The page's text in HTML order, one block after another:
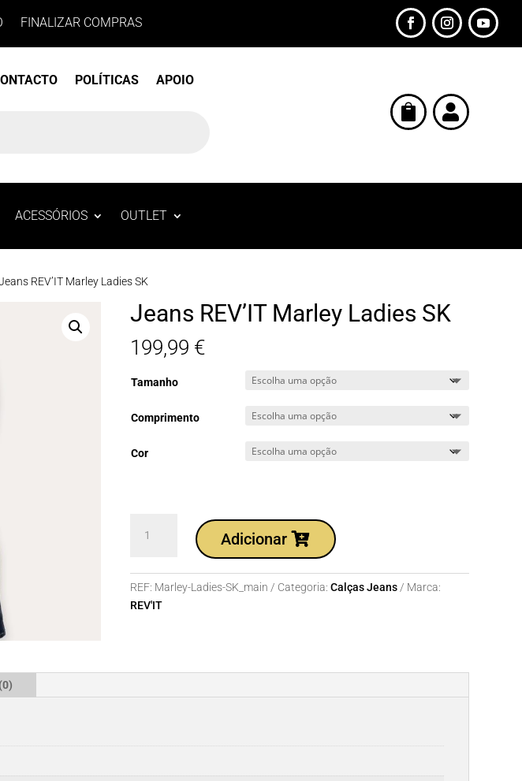
FINALIZAR COMPRAS
POLÍTICAS APOIO
 
ACESSÓRIOS OUTLET
REV’IT Marley Ladies SK
Jeans REV’IT Marley Ladies SK
199,99 €
Tamanho
Comprimento
Cor
REV'IT
Marley
Ladies
Adicionar
REF: Marley-Ladies-SK_main Categoria: Calças Jeans
Marca:
REV'IT